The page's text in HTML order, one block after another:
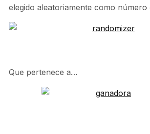
elegido aleatoriamente como
Que pertenece a…